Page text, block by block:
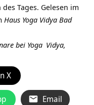
Tages. Gelesen im
Haus Yoga Vidya Bad
bei Yoga Vidya,
X
Email